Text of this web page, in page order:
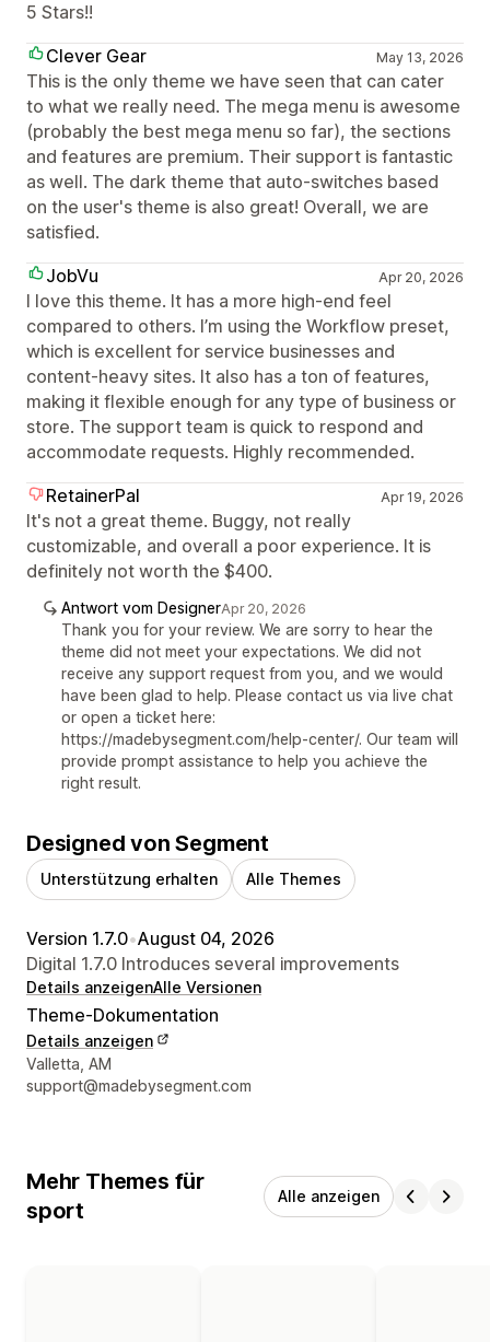
5 Stars!!
Clever Gear
May 13, 2026
This is the only theme we have seen that can cater
to what we really need. The mega menu is awesome
(probably the best mega menu so far), the sections
and features are premium. Their support is fantastic
as well. The dark theme that auto-switches based
on the user's theme is also great! Overall, we are
satisfied.
JobVu
Apr 20, 2026
I love this theme. It has a more high-end feel
compared to others. I’m using the Workflow preset,
which is excellent for service businesses and
content-heavy sites. It also has a ton of features,
making it flexible enough for any type of business or
store. The support team is quick to respond and
accommodate requests. Highly recommended.
RetainerPal
Apr 19, 2026
It's not a great theme. Buggy, not really
customizable, and overall a poor experience. It is
definitely not worth the $400.
Antwort vom DesignerApr 20, 2026
Thank you for your review. We are sorry to hear the
theme did not meet your expectations. We did not
receive any support request from you, and we would
have been glad to help. Please contact us via live chat
or open a ticket here:
https://madebysegment.com/help-center/. Our team will
provide prompt assistance to help you achieve the
right result.
Designed von Segment
Unterstützung erhalten Alle Themes
Version 1.7.0•August 04, 2026
Digital 1.7.0 Introduces several improvements
Details anzeigenAlle Versionen
Theme-Dokumentation
Details anzeigen
Designer-Kontaktdaten
Valletta, AM
support@madebysegment.com
Mehr Themes für
sport
Alle anzeigen